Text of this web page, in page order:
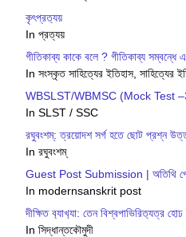
কৃৎপ্রত‍্যয়
In প্রত্যয়
গীতিকাব্য কাকে বলে ? গীতিকাব্য সম্বন্ধে
In সংস্কৃত সাহিত্যের ইতিহাস, সাহিত্যের
WBSLST/WBMSC (Mock Test
In SLST / SSC
রঘুবংশম্: ত্রয়োদশ সর্গ হতে ছোট প্রশ্ন
In রঘুবংশম্
Guest Post Submission | অতিথি
In modernsanskrit post
দীক্ষিত ব‍্যাখ‍্যা: তেন বিশ্বপাভিরিত‍্যত্র
In সিদ্ধান্তকৌমুদী